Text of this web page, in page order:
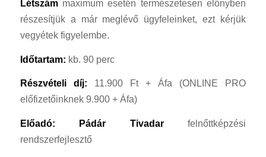
Létszámmaximum esetén természetesen előnyben
részesítjük a már meglévő ügyfeleinket, ezt kérjük
vegyétek figyelembe.
Időtartam: kb. 90 perc
Részvételi díj: 11.900 Ft + Áfa (ONLINE PRO
előfizetőinknek 9.900 + Áfa)
Előadó: Pádár Tivadarfelnőttképzési
rendszerfejlesztő